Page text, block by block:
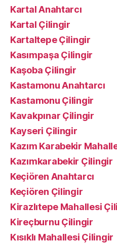
Kartal Anahtarcı
Kartal Çilingir
Kartaltepe Çilingir
Kasımpaşa Çilingir
Kaşoba Çilingir
Kastamonu Anahtarcı
Kastamonu Çilingir
Kavakpınar Çilingir
Kayseri Çilingir
Kazım Karabekir
Kazımkarabekir Çilingir
Keçiören Anahtarcı
Keçiören Çilingir
Kirazlıtepe Mahallesi
Kireçburnu Çilingir
Kısıklı Mahallesi Çilingir